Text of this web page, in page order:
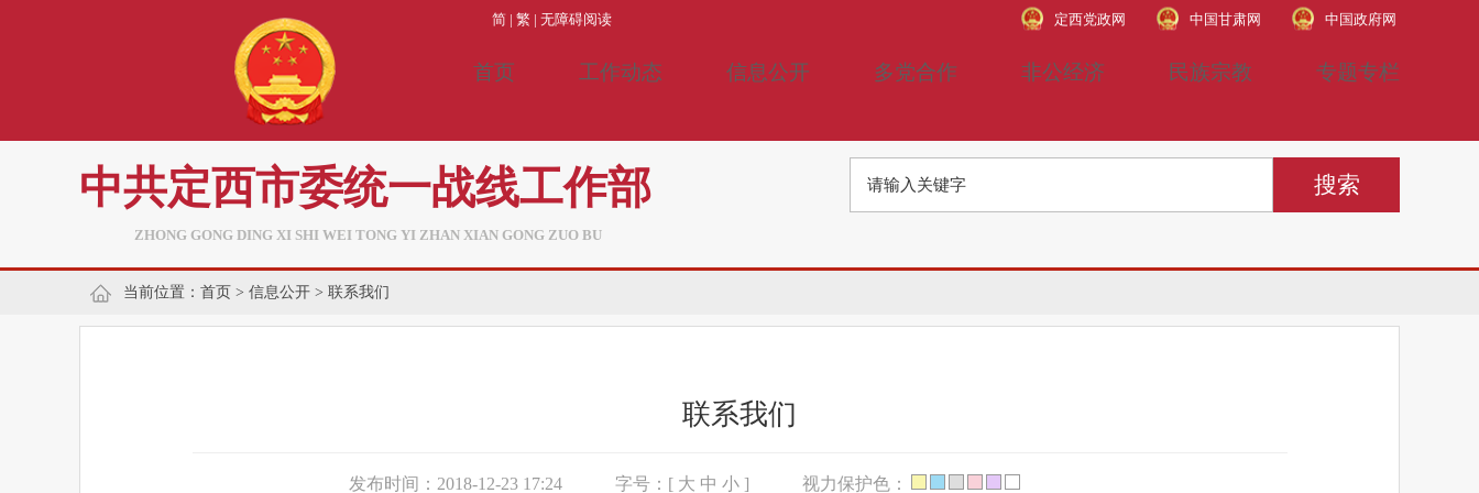
简 | 繁 | 无障碍阅读 中国政府网
中国甘肃网
定西党政网
首页 工作动态 信息公开 多党合作 非公经济 民族宗教 专题专栏
中共定西市委统一战线工作部
ZHONG GONG DING XI SHI WEI TONG YI ZHAN XIAN GONG ZUO BU
当前位置： 首页 > 信息公开 > 联系我们
联系我们
发布时间：2018-12-23 17:24 字号：[ 大 中 小 ] 视力保护色：